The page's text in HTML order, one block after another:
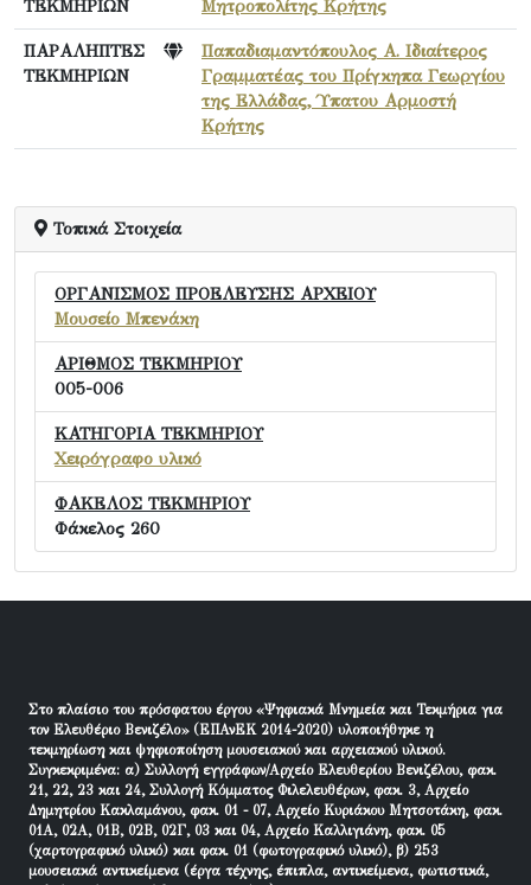
ΤΕΚΜΗΡΙΩΝ
Μητροπολίτης Κρήτης
ΠΑΡΑΛΗΠΤΕΣ
ΤΕΚΜΗΡΙΩΝ
Παπαδιαμαντόπουλος Α. Ιδιαίτερος
Γραμματέας του Πρίγκηπα Γεωργίου
της Ελλάδας, Ύπατου Αρμοστή
Κρήτης
Τοπικά Στοιχεία
ΟΡΓΑΝΙΣΜΟΣ ΠΡΟΕΛΕΥΣΗΣ ΑΡΧΕΙΟΥ
Μουσείο Μπενάκη
ΑΡΙΘΜΟΣ ΤΕΚΜΗΡΙΟΥ
005-006
ΚΑΤΗΓΟΡΙΑ ΤΕΚΜΗΡΙΟΥ
Χειρόγραφο υλικό
ΦΑΚΕΛΟΣ ΤΕΚΜΗΡΙΟΥ
Φάκελος 260
Στο πλαίσιο του πρόσφατου έργου «Ψηφιακά Μνημεία και Τεκμήρια για
τον Ελευθέριο Βενιζέλο» (ΕΠΑνΕΚ 2014-2020) υλοποιήθηκε η
τεκμηρίωση και ψηφιοποίηση μουσειακού και αρχειακού υλικού.
Συγκεκριμένα: α) Συλλογή εγγράφων/Αρχείο Ελευθερίου Βενιζέλου, φακ.
21, 22, 23 και 24, Συλλογή Κόμματος Φιλελευθέρων, φακ. 3, Αρχείο
Δημητρίου Κακλαμάνου, φακ. 01 - 07, Αρχείο Κυριάκου Μητσοτάκη, φακ.
01Α, 02Α, 01Β, 02Β, 02Γ, 03 και 04, Αρχείο Καλλιγιάνη, φακ. 05
(χαρτογραφικό υλικό) και φακ. 01 (φωτογραφικό υλικό), β) 253
μουσειακά αντικείμενα (έργα τέχνης, έπιπλα, αντικείμενα, φωτιστικά,